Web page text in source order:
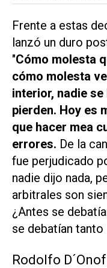
Frente a estas
lanzó un duro
"Cómo molesta
cómo molesta
interior, nadie
pierden. Hoy es
que hacer mea
errores. De la
fue perjudicado
nadie dijo nada,
arbitrales son
¿Antes se
se debatían tanto
Rodolfo